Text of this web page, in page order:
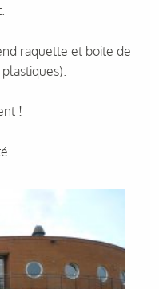
raquette et boite de
!